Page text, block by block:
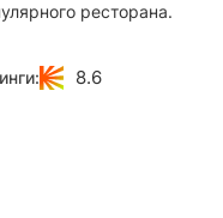
ресторана.
8.6